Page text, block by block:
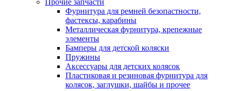
Прочие запчасти
Фурнитура для ремней безопастности,
фастексы, карабины
Металлическая фурнитура, крепежные
элементы
Бамперы для детской коляски
Пружины
Аксессуары для детских колясок
Пластиковая и резиновая фурнитура для
колясок, заглушки, шайбы и прочее